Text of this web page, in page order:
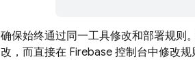
确保始终通过同一工具修改和部署规则
改，而直接在 Firebase 控制台中修改